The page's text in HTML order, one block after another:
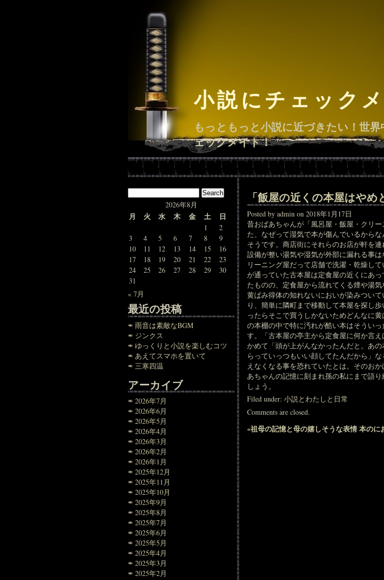
小説にチェック
もっともっと小説に近づきたい！世
ェックメイト！
2026年8月
月 火 水 木 金 土 日
1
2
3
4 5 6 7 8
9
10
11 12 13 14 15
16
17
18 19 20 21 22
23
24
25 26 27 28 29
30
31
« 7月
最近の投稿
雨音は素敵なBGM
ジンクス
ゆっくりと小説を楽しむコツ
あえてスマホを置いて
三寒四温
アーカイブ
2026年7月
2026年6月
2026年5月
2026年4月
2026年3月
2026年2月
2026年1月
2025年12月
2025年11月
2025年10月
2025年9月
2025年8月
2025年7月
2025年6月
2025年5月
2025年4月
2025年3月
2025年2月
「飯屋の近くの本屋はや
Posted by admin on 2018年1月17日
昔おばあちゃんが「風呂屋・飯屋・クリ
た、なぜって湿気で本が傷んでいるから
そうです。商店街にそれらのお店が軒を
設備が整い湯気や湿気が外部に漏れる事
リーニング屋だって店舗で洗濯・乾燥し
が通っていた古本屋は定食屋の近くにあ
たものの、定食屋から流れてくる煙や湯
黄ばみ得体の知れないにおいが染みつい
り、簡単に隣町まで移動して本屋を探し
ったらそこで買うしかないためどんなに
の本棚の中で特に汚れが酷い本はそうい
す。「古本屋の亭主から定食屋に何か言
かめて「頭が上がんなかったんだと。あ
らっていっつもいい顔してたんだから」
えなくなる事を恐れていたとは。そのお
あちゃんの記憶に刻まれ孫の私にまで語
しょう。
Filed under:小説とわたしと日常
Comments are closed.
«祖母の記憶と母の嬉しそうな表情 本のに